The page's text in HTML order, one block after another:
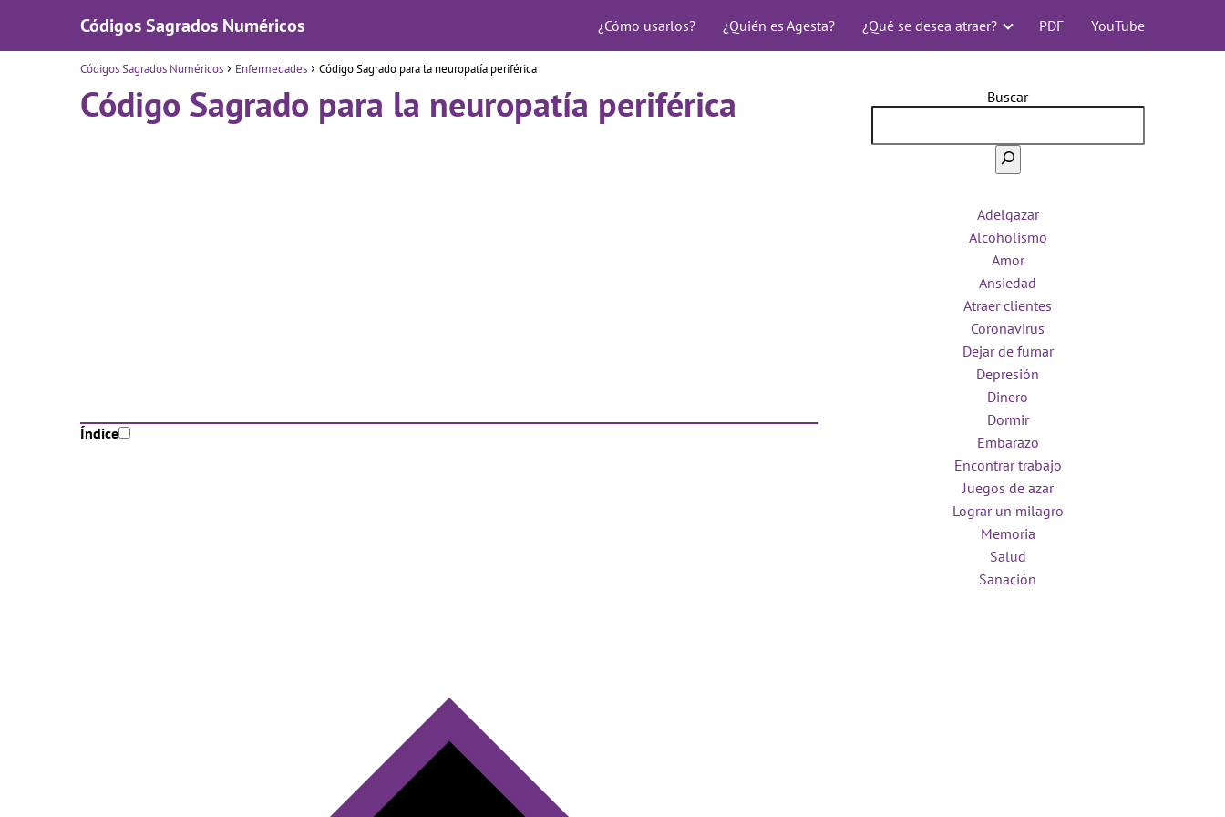
Códigos Sagrados Numéricos ¿Cómo usarlos? ¿Quién es Agesta? ¿Qué se desea atraer? PDF YouTube
Códigos Sagrados Numéricos Enfermedades Código Sagrado para la neuropatía periférica
Código Sagrado para la neuropatía periférica
Índice
Buscar
Adelgazar
Alcoholismo
Amor
Ansiedad
Atraer clientes
Coronavirus
Dejar de fumar
Depresión
Dinero
Dormir
Embarazo
Encontrar trabajo
Juegos de azar
Lograr un milagro
Memoria
Salud
Sanación